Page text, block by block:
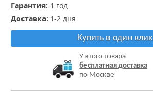
Гарантия: 1 год
Доставка: 1-2 дня
Купить в один клик
У этого товара
бесплатная доставка
по Москве